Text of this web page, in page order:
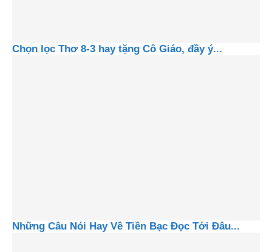
Chọn lọc Thơ 8-3 hay tặng Cô Giáo, đầy ý...
Những Câu Nói Hay Về Tiền Bạc Đọc Tới Đâu...